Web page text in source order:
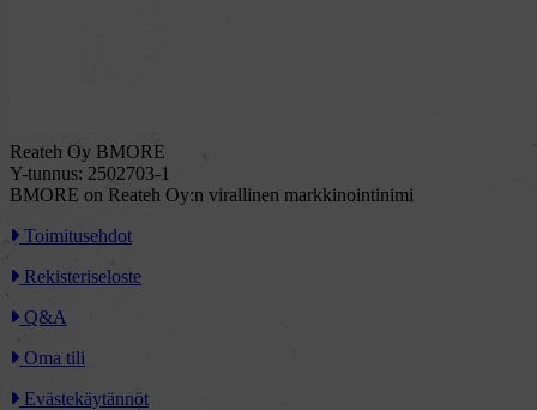
Reateh Oy BMORE
Y-tunnus: 2502703-1
BMORE on Reateh Oy:n virallinen markkinointinimi
Toimitusehdot
Rekisteriseloste
Q&A
Oma tili
Evästekäytännöt